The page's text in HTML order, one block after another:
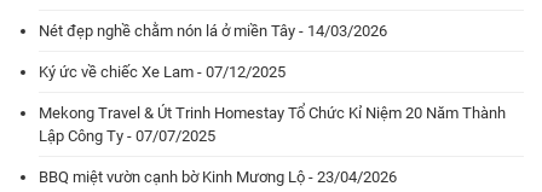
Nét đẹp nghề chằm nón lá ở miền Tây - 14/03/2026
Ký ức về chiếc Xe Lam - 07/12/2025
Mekong Travel & Út Trinh Homestay Tổ Chức Kỉ Niệm 20 Năm Thành
Lập Công Ty - 07/07/2025
BBQ miệt vườn cạnh bờ Kinh Mương Lộ - 23/04/2026